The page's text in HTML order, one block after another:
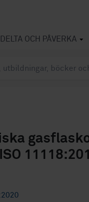
DELTA OCH PÅVERKA